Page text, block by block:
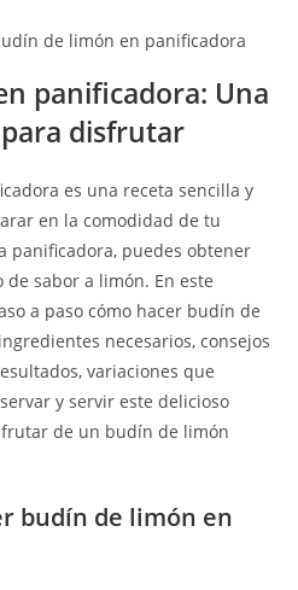
de limón en panificadora
panificadora: Una
disfrutar
es una receta sencilla y
en la comodidad de tu
panificadora, puedes obtener
sabor a limón. En este
a paso cómo hacer budín de
necesarios, consejos
variaciones que
y servir este delicioso
de un budín de limón
budín de limón en